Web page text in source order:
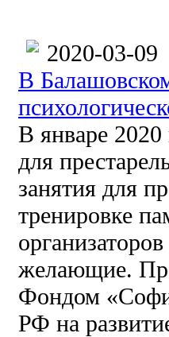
2020-03-09
В
В январе
для
занятия для
тренировке
желающие.
Фондом
РФ на